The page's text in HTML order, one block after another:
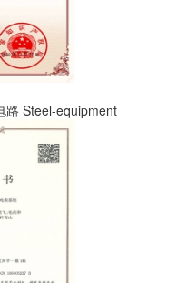
路 Steel-equipment